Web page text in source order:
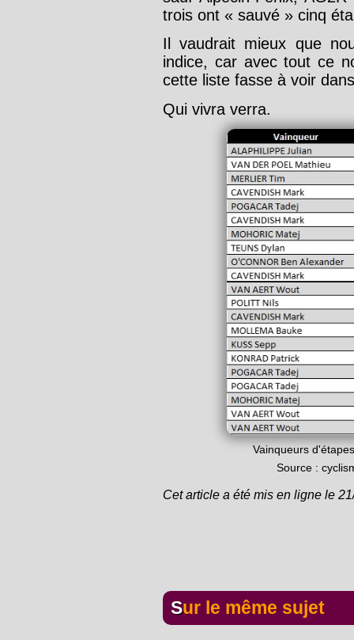
trois ont « sauvé » cinq
Il vaudrait mieux que
indice, car avec tout ce
cette liste fasse à voir
Qui vivra verra.
Vainqueurs
Source :
Cet article a été mis en ligne le
Sur le même sujet